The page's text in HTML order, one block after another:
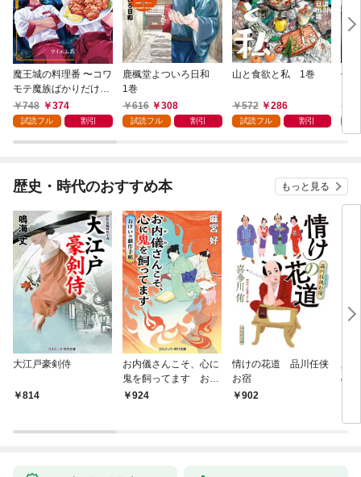
魔王城の料理番 〜コワ
モテ魔族ばかりだけ
ど、ホワイトな職場で
す〜 1巻
748 374
試読フル 割引
鹿楓堂よついろ日和
1巻
616
308
試読フル 割引
山と食欲と私 1巻
572 286
試読フル 割引
俺
歴史・時代のおすすめ本 もっと見る
大江戸豪剣侍
814
お内儀さんこそ、心に
鬼を飼ってます おけ
いの戯作手帖
924
情けの花道 品川任侠
お宿
902
の